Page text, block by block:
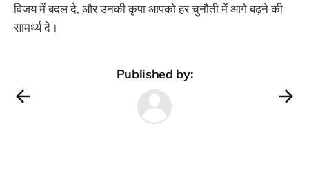
विजय में बदल दे, और उनकी कृपा आपको हर चुनौती में आगे बढ़ने की
सामर्थ्य दे।
Published by: